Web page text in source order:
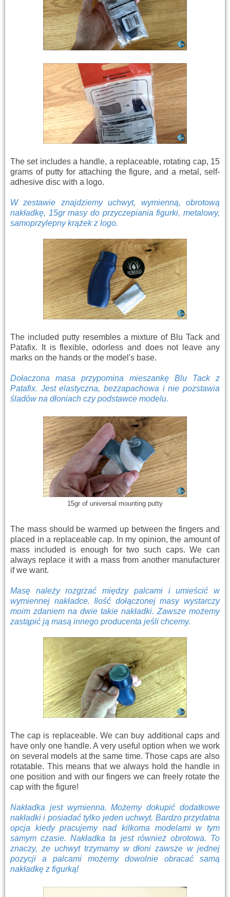
The set includes a handle, a replaceable, rotating cap, 15
grams of putty for attaching the figure, and a metal, self-
adhesive disc with a logo.
W zestawie znajdziemy uchwyt, wymienną, obrotową
nakładkę, 15gr masy do przyczepiania figurki, metalowy,
samoprzylepny krążek z logo.
The included putty resembles a mixture of Blu Tack and
Patafix. It is flexible, odorless and does not leave any
marks on the hands or the model's base.
Dołaczona masa przypomina mieszankę Blu Tack z
Patafix. Jest elastyczna, bezzapachowa i nie pozstawia
śladów na dłoniach czy podstawce modelu.
15gr of universal mounting putty
The mass should be warmed up between the fingers and
placed in a replaceable cap. In my opinion, the amount of
mass included is enough for two such caps. We can
always replace it with a mass from another manufacturer
if we want.
Masę należy rozgrzać między palcami i umieścić w
wymiennej nakładce. Ilość dołączonej masy wystarczy
moim zdaniem na dwie takie nakładki. Zawsze możemy
zastąpić ją masą innego producenta jeśli chcemy.
The cap is replaceable. We can buy additional caps and
have only one handle. A very useful option when we work
on several models at the same time. Those caps are also
rotatable. This means that we always hold the handle in
one position and with our fingers we can freely rotate the
cap with the figure!
Nakładka jest wymienna. Możemy dokupić dodatkowe
nakładki i posiadać tylko jeden uchwyt. Bardzo przydatna
opcja kiedy pracujemy nad kilkoma modelami w tym
samym czasie. Nakładka ta jest również obrotowa. To
znaczy, że uchwyt trzymamy w dłoni zawsze w jednej
pozycji a palcami możemy dowolnie obracać samą
nakładkę z figurką!